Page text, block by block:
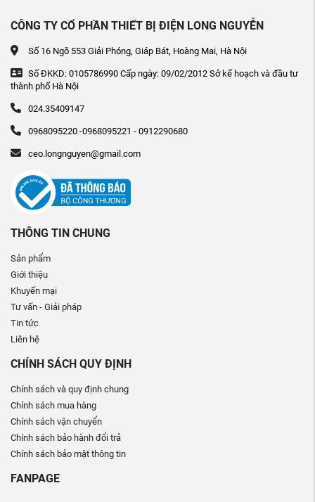
CÔNG TY CỔ PHẦN THIẾT BỊ ĐIỆN LONG NGUYỄN
Số 16 Ngõ 553 Giải Phóng, Giáp Bát, Hoàng Mai, Hà Nội
Số ĐKKD: 0105786990 Cấp ngày: 09/02/2012 Sở kế hoạch và đầu tư
thành phố Hà Nội
024.35409147
0968095220 -0968095221 - 0912290680
ceo.longnguyen@gmail.com
THÔNG TIN CHUNG
Sản phẩm
Giới thiệu
Khuyến mại
Tư vấn - Giải pháp
Tin tức
Liên hệ
CHÍNH SÁCH QUY ĐỊNH
Chính sách và quy định chung
Chính sách mua hàng
Chính sách vận chuyển
Chính sách bảo hành đổi trả
Chính sách bảo mật thông tin
FANPAGE